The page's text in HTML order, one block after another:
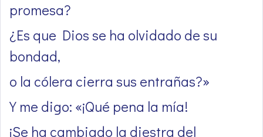
promesa?
¿Es que Dios se ha olvidado de su
bondad,
o la cólera cierra sus entrañas?»
Y me digo: «¡Qué pena la mía!
¡Se ha cambiado la diestra del